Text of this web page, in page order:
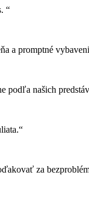
“
a promptné
podľa našich
za